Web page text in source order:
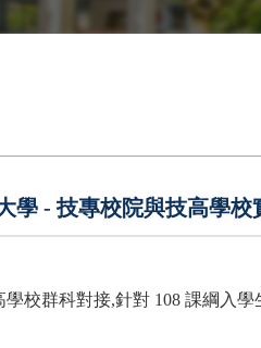
學 - 技專校院與技高學
校群科對接,針對 108 課綱入